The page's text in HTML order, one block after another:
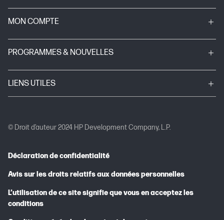
MON COMPTE
PROGRAMMES & NOUVELLES
LIENS UTILES
© Droit d’auteur 2024 HP Development Company, L.P.
Déclaration de confidentialité
Avis sur les droits relatifs aux données personnelles
L’utilisation de ce site signifie que vous en acceptez les
conditions